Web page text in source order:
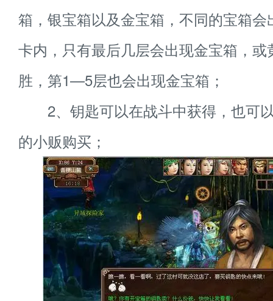
箱，银宝箱以及金宝箱，不同的宝箱
卡内，只有最后几层会出现金宝箱，
胜，第1—5层也会出现金宝箱；
2、钥匙可以在战斗中获得，也可
的小贩购买；